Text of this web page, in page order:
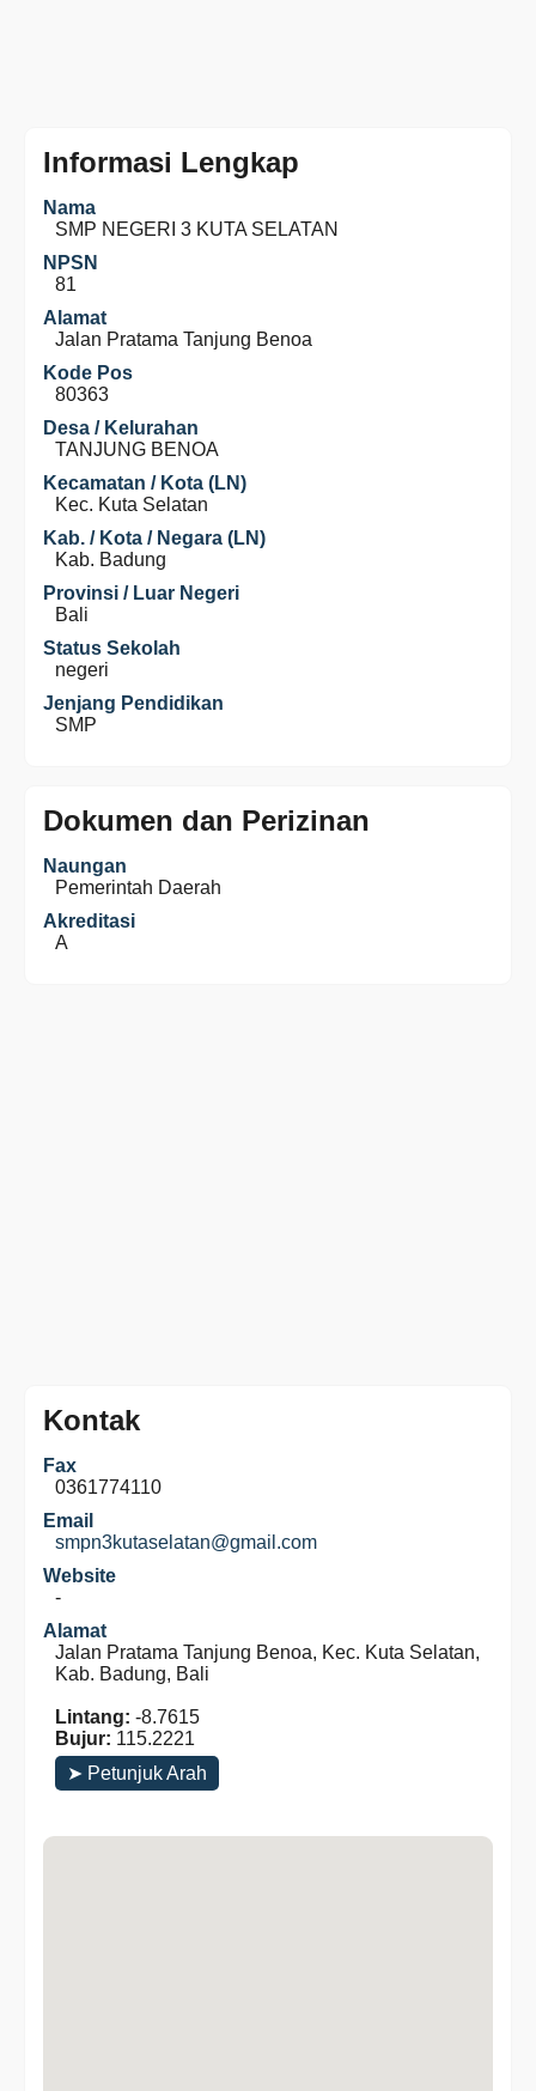
Informasi Lengkap
Nama
SMP NEGERI 3 KUTA SELATAN
NPSN
81
Alamat
Jalan Pratama Tanjung Benoa
Kode Pos
80363
Desa / Kelurahan
TANJUNG BENOA
Kecamatan / Kota (LN)
Kec. Kuta Selatan
Kab. / Kota / Negara (LN)
Kab. Badung
Provinsi / Luar Negeri
Bali
Status Sekolah
negeri
Jenjang Pendidikan
SMP
Dokumen dan Perizinan
Naungan
Pemerintah Daerah
Akreditasi
A
Kontak
Fax
0361774110
Email
smpn3kutaselatan@gmail.com
Website
-
Alamat
Jalan Pratama Tanjung Benoa, Kec. Kuta Selatan,
Kab. Badung, Bali
Lintang: -8.7615
Bujur: 115.2221
➤ Petunjuk Arah